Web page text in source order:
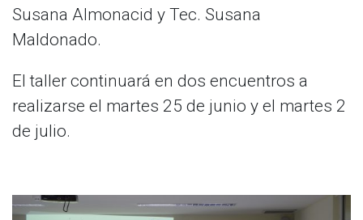
Susana Almonacid y Tec. Susana
Maldonado.
El taller continuará en dos encuentros a
realizarse el martes 25 de junio y el martes 2
de julio.